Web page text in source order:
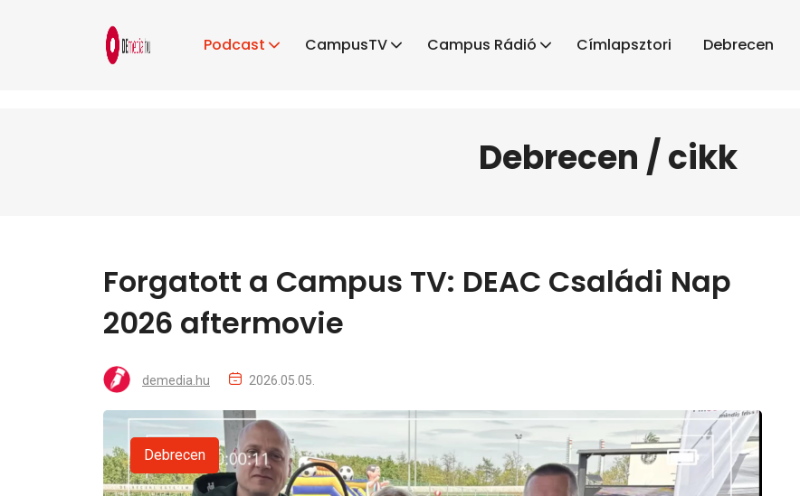
Podcast CampusTV Campus Rádió Címlapsztori Debrecen
Debrecen / cikk
Forgatott a Campus TV: DEAC Családi Nap
2026 aftermovie
demedia.hu 2026.05.05.
Debrecen